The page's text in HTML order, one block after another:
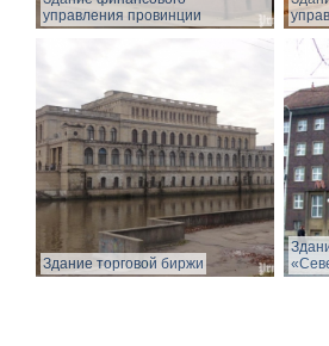
управления провинции
Здание торговой биржи